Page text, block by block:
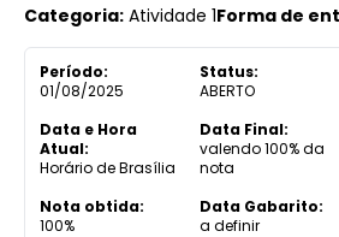
Categoria: Atividade 1Forma de
Período:
01/08/2025
Status:
ABERTO
Data e Hora
Atual:
Horário de Brasília
Data Final:
valendo 100% da
nota
Nota obtida:
100%
Data Gabarito:
a definir